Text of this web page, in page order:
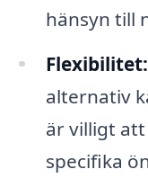
hänsyn till
Flexibilitet:
alternativ
är villigt
specifika